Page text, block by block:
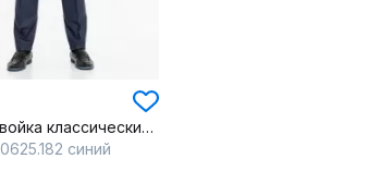
Костюм двойка классический с пиджаком и брюками
0625.182 синий